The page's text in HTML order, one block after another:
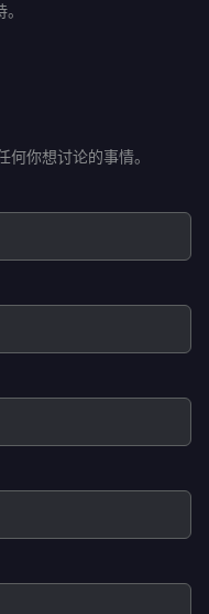
你想讨论的事情。